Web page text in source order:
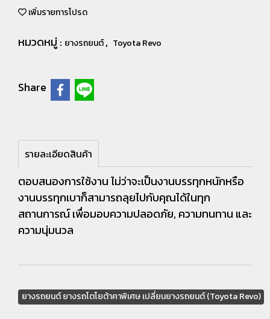
เพิ่มรายการโปรด
หมวดหมู่ : ยางรถยนต์, Toyota Revo
Share
รายละเอียดสินค้า
ตอบสนองการใช้งาน ไม่ว่าจะเป็นงานบรรทุกหนักหรือ
งานบรรทุกเบาก็สามารถลุยไปกับคุณได้ในทุก
สถานการณ์ เพื่อมอบความปลอดภัย, ความทนทาน และ
ความนุ่มนวล
ยางรถยนต์ ยางรถโตโยต้าคาพิเศษ เปลี่ยนยางรถยนต์ (Toyota Revo)